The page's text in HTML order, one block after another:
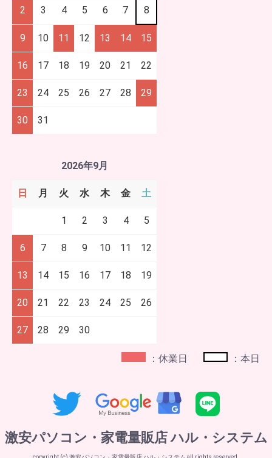
2 3 4 5 6 7 8
9 10 11 12 13 14 15
16 17 18 19 20 21 22
23 24 25 26 27 28 29
30 31
2026年9月
日 月 火 水 木 金 土
1 2 3 4 5
6 7 8 9 10 11 12
13 14 15 16 17 18 19
20 21 22 23 24 25 26
27 28 29 30
：休業日 ：本日
激安パソコン・家電量販店 ハル・システム